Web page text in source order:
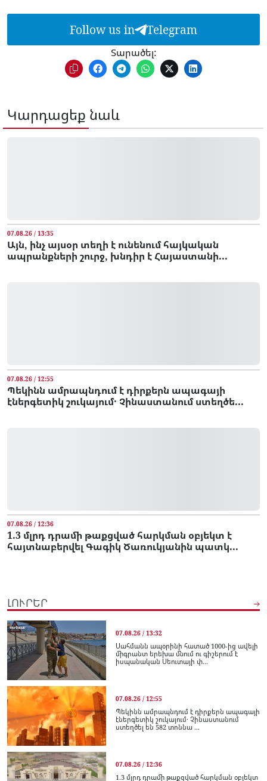
Follow us in Telegram
Տարածել:
Կարդացեք նաև
07.08.26 / 13:35
Այն, ինչ այսօր տեղի է ունենում հայկական
ապրանքների շուրջ, խնդիր է Հայաստանի...
07.08.26 / 12:55
Պեկինն ամրապնդում է դիրքերն ապագայի
էներգետիկ շուկայում․ Չինաստանում ստեղծե...
07.08.26 / 12:36
1.3 մլրդ դրամի թաքցված հարկման օբյեկտ է
հայտնաբերվել Գագիկ Ծառուկյանին պատկ...
ԼՈՒՐԵՐ
07.08.26 / 13:32
Սահմանն ապօրինի հատած 1000-ից ավելի
միգրանտ երեխա մնում ու գիշերում է
իսպանական Սեուտայի փ...
07.08.26 / 12:55
Պեկինն ամրապնդում է դիրքերն ապագայի
էներգետիկ շուկայում․ Չինաստանում
ստեղծել են 582 տոննա ...
07.08.26 / 12:36
1.3 մլրդ դրամի թաքցված հարկման օբյեկտ